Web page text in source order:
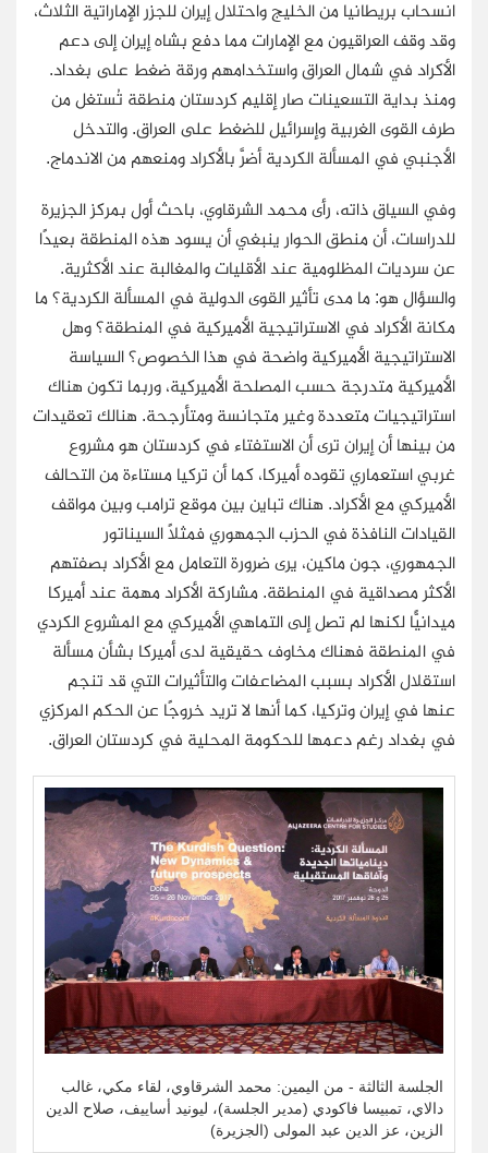
انسحاب بريطانيا من الخليج واحتلال إيران للجزر الإماراتية الثلاث،
وقد وقف العراقيون مع الإمارات مما دفع بشاه إيران إلى دعم
الأكراد في شمال العراق واستخدامهم ورقة ضغط على بغداد.
ومنذ بداية التسعينات صار إقليم كردستان منطقة تُستغل من
طرف القوى الغربية وإسرائيل للضغط على العراق. والتدخل
الأجنبي في المسألة الكردية أضرَّ بالأكراد ومنعهم من الاندماج.
وفي السياق ذاته، رأى محمد الشرقاوي، باحث أول بمركز الجزيرة
للدراسات، أن منطق الحوار ينبغي أن يسود هذه المنطقة بعيدًا
عن سرديات المظلومية عند الأقليات والمغالبة عند الأكثرية.
والسؤال هو: ما مدى تأثير القوى الدولية في المسألة الكردية؟ ما
مكانة الأكراد في الاستراتيجية الأميركية في المنطقة؟ وهل
الاستراتيجية الأميركية واضحة في هذا الخصوص؟ السياسة
الأميركية متدرجة حسب المصلحة الأميركية، وربما تكون هناك
استراتيجيات متعددة وغير متجانسة ومتأرجحة. هنالك تعقيدات
من بينها أن إيران ترى أن الاستفتاء في كردستان هو مشروع
غربي استعماري تقوده أميركا، كما أن تركيا مستاءة من التحالف
الأميركي مع الأكراد. هناك تباين بين موقع ترامب وبين مواقف
القيادات النافذة في الحزب الجمهوري فمثلًا السيناتور
الجمهوري، جون ماكين، يرى ضرورة التعامل مع الأكراد بصفتهم
الأكثر مصداقية في المنطقة. مشاركة الأكراد مهمة عند أميركا
ميدانيًّا لكنها لم تصل إلى التماهي الأميركي مع المشروع الكردي
في المنطقة فهناك مخاوف حقيقية لدى أميركا بشأن مسألة
استقلال الأكراد بسبب المضاعفات والتأثيرات التي قد تنجم
عنها في إيران وتركيا، كما أنها لا تريد خروجًا عن الحكم المركزي
في بغداد رغم دعمها للحكومة المحلية في كردستان العراق.
الجلسة الثالثة - من اليمين: محمد الشرقاوي، لقاء مكي، غالب
دالاي، تمبيسا فاكودي (مدير الجلسة)، ليونيد أساييف، صلاح الدين
الزين، عز الدين عبد المولى (الجزيرة)